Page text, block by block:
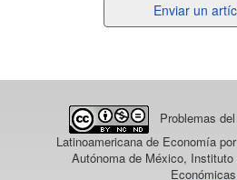
un
Enviar un
Problemas
Latinoamericana de Economía
Autónoma de México,
Económicas